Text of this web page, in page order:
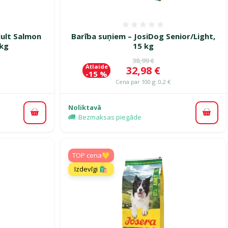
Salmon
Pievienot grozam
Barība suņiem – JosiDog Senior/Light,
15 kg
Oriģinālā cena
38,99 €
Cena
32,98 €
Cena par 100 g: 0,2 €
Atlaide
-15 %
Noliktavā
Bezmaksas piegāde
TOP cena💛
Izdevīgi 🛍️